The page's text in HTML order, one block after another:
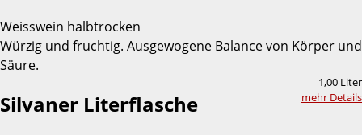
Weisswein halbtrocken
Würzig und fruchtig. Ausgewogene Balance von Körper und
Säure.
1,00 Liter
mehr Details
Silvaner Literflasche